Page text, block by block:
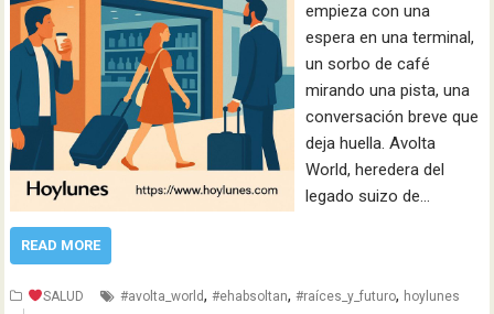
empieza con una
espera en una terminal,
un sorbo de café
mirando una pista, una
conversación breve que
deja huella. Avolta
World, heredera del
legado suizo de…
READ MORE
SALUD #avolta_world,#ehabsoltan,#raíces_y_futuro, hoylunes